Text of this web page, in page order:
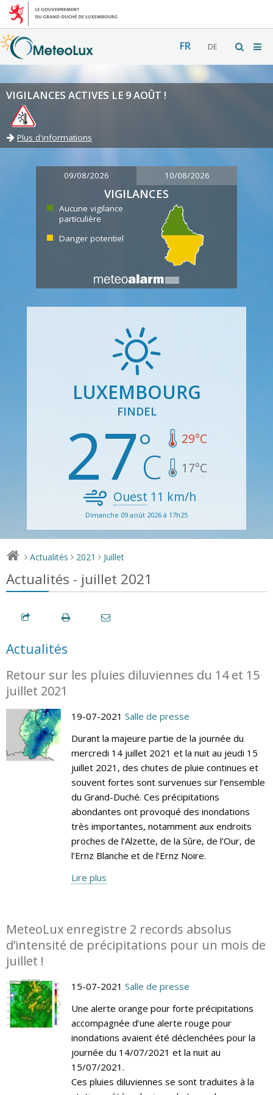
FR DE
VIGILANCES ACTIVES LE 9 AOÛT !
Plus d'informations
09/08/2026 10/08/2026
VIGILANCES
Aucune vigilance
particulière
Danger potentiel
LUXEMBOURG
FINDEL
27 29°C
17°C
Ouest 11 km/h
Dimanche 09 août 2026 à 17h25
> Actualités > 2021 > Juillet
Actualités - juillet 2021
Actualités
Retour sur les pluies diluviennes du 14 et 15
juillet 2021
19-07-2021 Salle de presse
Durant la majeure partie de la journée du
mercredi 14 juillet 2021 et la nuit au jeudi 15
juillet 2021, des chutes de pluie continues et
souvent fortes sont survenues sur l’ensemble
du Grand-Duché. Ces précipitations
abondantes ont provoqué des inondations
très importantes, notamment aux endroits
proches de l’Alzette, de la Sûre, de l’Our, de
l’Ernz Blanche et de l’Ernz Noire.
Lire plus
MeteoLux enregistre 2 records absolus
d’intensité de précipitations pour un mois de
juillet !
15-07-2021 Salle de presse
Une alerte orange pour forte précipitations
accompagnée d’une alerte rouge pour
inondations avaient été déclenchées pour la
journée du 14/07/2021 et la nuit au
15/07/2021.
Ces pluies diluviennes se sont traduites à la